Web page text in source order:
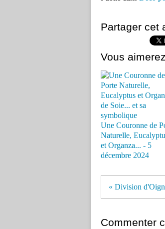
Partager cet
Vous
Une Couronne de
Naturelle,
et Organza... - 5
décembre 2024
« Division
Commenter